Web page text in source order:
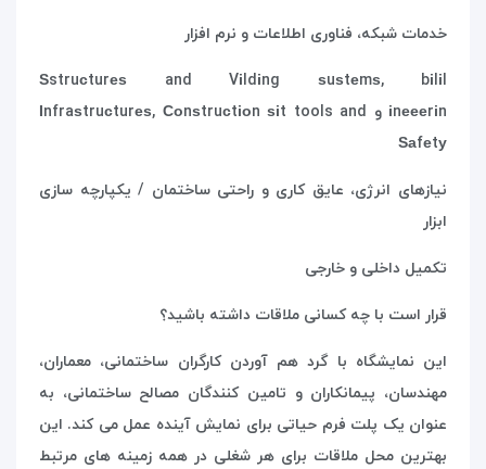
خدمات شبکه، فناوری اطلاعات و نرم افزار
Ѕstruсturеѕ and Vіldіng ѕuѕtеmѕ, bіlіl
іnеееrіn و Іnfraѕtruсturеѕ, Соnѕtruсtіоn ѕіt tools and
Ѕаfеtу
نیازهای انرژی، عایق کاری و راحتی ساختمان / یکپارچه سازی
ابزار
تکمیل داخلی و خارجی
قرار است با چه کسانی ملاقات داشته باشید؟
این نمایشگاه با گرد هم آوردن کارگران ساختمانی، معماران،
مهندسان، پیمانکاران و تامین کنندگان مصالح ساختمانی، به
عنوان یک پلت فرم حیاتی برای نمایش آینده عمل می کند. این
بهترین محل ملاقات برای هر شغلی در همه زمینه های مرتبط